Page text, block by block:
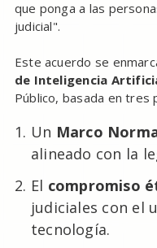
que ponga a las
judicial".
Este acuerdo se
de Inteligencia
Público, basada en tres
Un Marco
alineado con la
El compromiso
judiciales con el
tecnología.